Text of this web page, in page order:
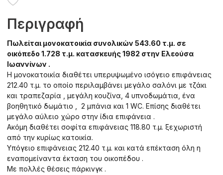
Περιγραφή
Πωλείται μονοκατοικία συνολικών 543.60 τ.μ. σε
οικόπεδο 1.728 τ.μ. κατασκευής 1982 στην Ελεούσα
Ιωαννίνων .
Η μονοκατοικία διαθέτει υπερυψωμένο ισόγειο επιφάνειας
212.40 τ.μ. το οποίο περιλαμβάνει μεγάλο σαλόνι με τζάκι
και τραπεζαρία , μεγάλη κουζίνα, 4 υπνοδωμάτια, ένα
βοηθητικό δωμάτιο , 2 μπάνια και 1 WC. Επίσης διαθέτει
μεγάλο αύλειο χώρο στην ίδια επιφάνεια .
Ακόμη διαθέτει σοφίτα επιφάνειας 118.80 τ.μ. ξεχωριστή
από την κυρίως κατοικία.
Υπόγειο επιφάνειας 212.40 τ.μ. και κατά επέκταση όλη η
εναπομείναντα έκταση του οικοπέδου .
Με πολλές θέσεις πάρκινγκ .